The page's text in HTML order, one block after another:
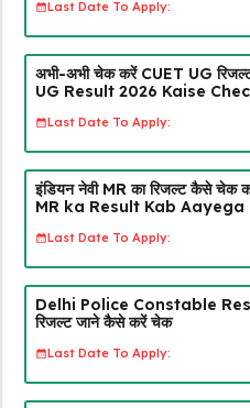
Last Date To Apply:
अभी-अभी चेक करें CUET UG
UG Result 2026 Kaise
Last Date To Apply:
इंडियन नेवी MR का रिजल्ट कैसे
MR ka Result Kab
Last Date To Apply:
Delhi Police Constable
रिजल्ट जाने कैसे करें चेक
Last Date To Apply: